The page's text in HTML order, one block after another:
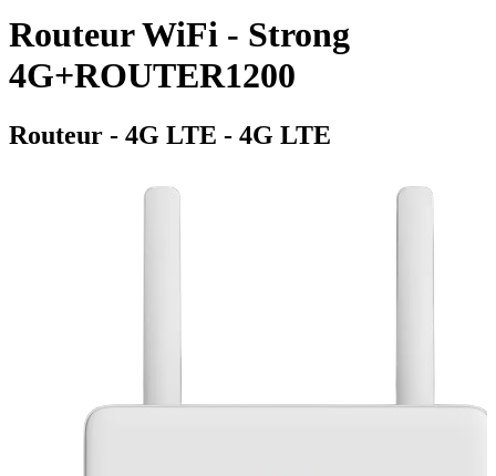
Routeur WiFi - Strong
4G+ROUTER1200
Routeur - 4G LTE - 4G LTE